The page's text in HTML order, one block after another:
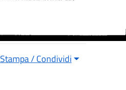
Stampa / Condividi